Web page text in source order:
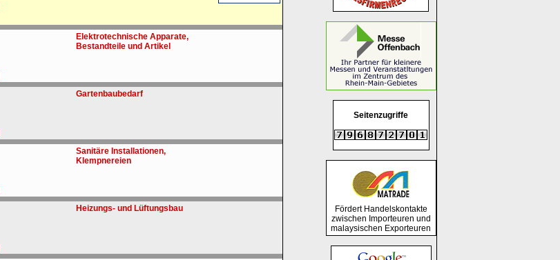
Elektrotechnische Apparate,
Bestandteile und Artikel
Gartenbaubedarf
Sanitäre Installationen,
Klempnereien
Heizungs- und Lüftungsbau
Seitenzugriffe
Fördert Handelskontakte
zwischen Importeuren und
malaysischen Exporteuren